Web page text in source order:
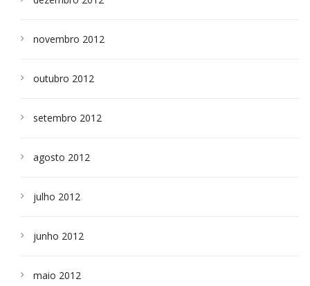
novembro 2012
outubro 2012
setembro 2012
agosto 2012
julho 2012
junho 2012
maio 2012